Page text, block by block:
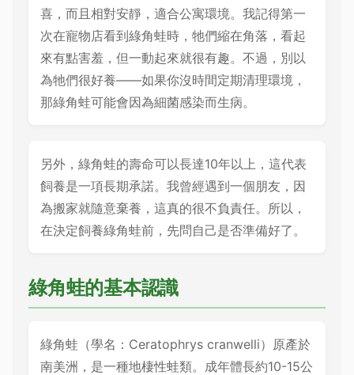
喜，而且相對安靜，適合公寓環境。我記得第一
次在寵物店看到綠角蛙時，牠們縮在角落，看起
來有點害羞，但一動起來就很有趣。不過，別以
為牠們很好養——如果你沒時間定期清理環境，
那綠角蛙可能會因為細菌感染而生病。
另外，綠角蛙的壽命可以長達10年以上，這代表
飼養是一項長期承諾。我曾經遇到一個朋友，因
為搬家就隨意棄養，這真的很不負責任。所以，
在決定飼養綠角蛙前，先問自己是否準備好了。
綠角蛙的基本認識
綠角蛙（學名：Ceratophrys cranwelli）原產於
南美洲，是一種地棲性蛙類。成年體長約10-15公